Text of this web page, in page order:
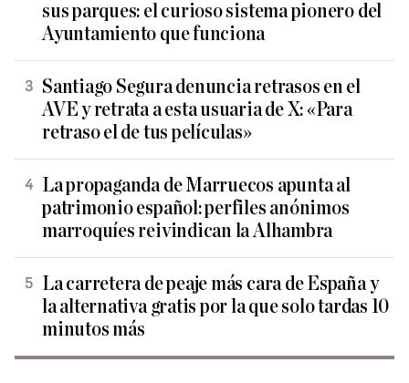
sus parques: el curioso sistema pionero del
Ayuntamiento que funciona
Santiago Segura denuncia retrasos en el
AVE y retrata a esta usuaria de X: «Para
retraso el de tus películas»
La propaganda de Marruecos apunta al
patrimonio español: perfiles anónimos
marroquíes reivindican la Alhambra
La carretera de peaje más cara de España y
la alternativa gratis por la que solo tardas 10
minutos más